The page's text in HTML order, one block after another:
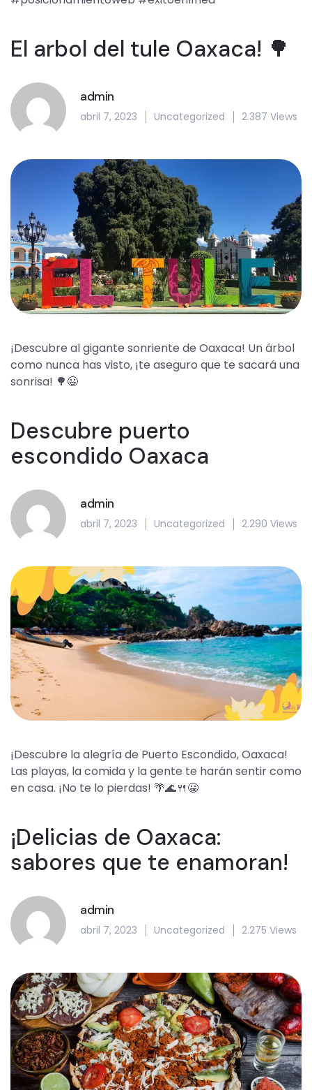
El arbol del tule Oaxaca! 🌳
admin
abril 7, 2023 Uncategorized 2.387 Views
¡Descubre al gigante sonriente de Oaxaca! Un árbol
como nunca has visto, ¡te aseguro que te sacará una
sonrisa! 🌳😃
Descubre puerto
escondido Oaxaca
admin
abril 7, 2023 Uncategorized 2.290 Views
¡Descubre la alegría de Puerto Escondido, Oaxaca!
Las playas, la comida y la gente te harán sentir como
en casa. ¡No te lo pierdas! 🌴🌊🍴😀
¡Delicias de Oaxaca:
sabores que te enamoran!
admin
abril 7, 2023 Uncategorized 2.275 Views